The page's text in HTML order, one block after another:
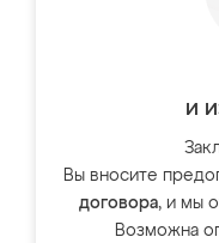
и
Вы вносите
договора, и мы
Возможна